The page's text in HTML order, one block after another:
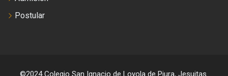
Postular
©2024 Colegio San Ignacio de Loyola de Piura, Jesuitas.